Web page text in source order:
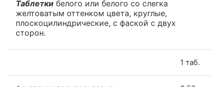
Таблетки белого или белого со слегка
желтоватым оттенком цвета, круглые,
плоскоцилиндрические, с фаской с двух
сторон.
1 таб.